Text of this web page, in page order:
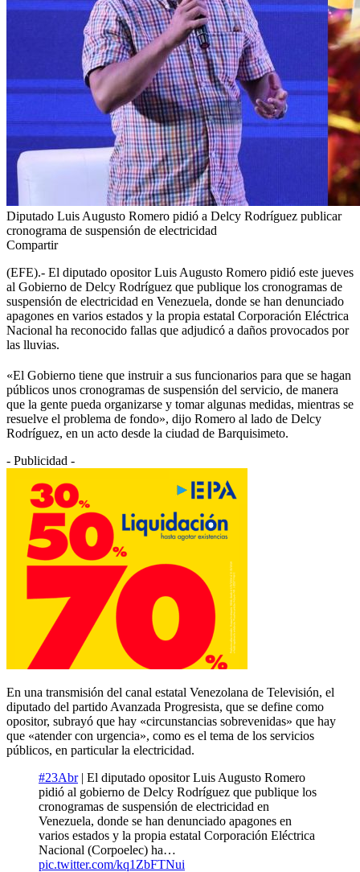
Diputado Luis Augusto Romero pidió a Delcy Rodríguez publicar
cronograma de suspensión de electricidad
Compartir
(EFE).- El diputado opositor Luis Augusto Romero pidió este jueves
al Gobierno de Delcy Rodríguez que publique los cronogramas de
suspensión de electricidad en Venezuela, donde se han denunciado
apagones en varios estados y la propia estatal Corporación Eléctrica
Nacional ha reconocido fallas que adjudicó a daños provocados por
las lluvias.
«El Gobierno tiene que instruir a sus funcionarios para que se hagan
públicos unos cronogramas de suspensión del servicio, de manera
que la gente pueda organizarse y tomar algunas medidas, mientras se
resuelve el problema de fondo», dijo Romero al lado de Delcy
Rodríguez, en un acto desde la ciudad de Barquisimeto.
- Publicidad -
En una transmisión del canal estatal Venezolana de Televisión, el
diputado del partido Avanzada Progresista, que se define como
opositor, subrayó que hay «circunstancias sobrevenidas» que hay
que «atender con urgencia», como es el tema de los servicios
públicos, en particular la electricidad.
#23Abr| El diputado opositor Luis Augusto Romero
pidió al gobierno de Delcy Rodríguez que publique los
cronogramas de suspensión de electricidad en
Venezuela, donde se han denunciado apagones en
varios estados y la propia estatal Corporación Eléctrica
Nacional (Corpoelec) ha…
pic.twitter.com/kq1ZbFTNui